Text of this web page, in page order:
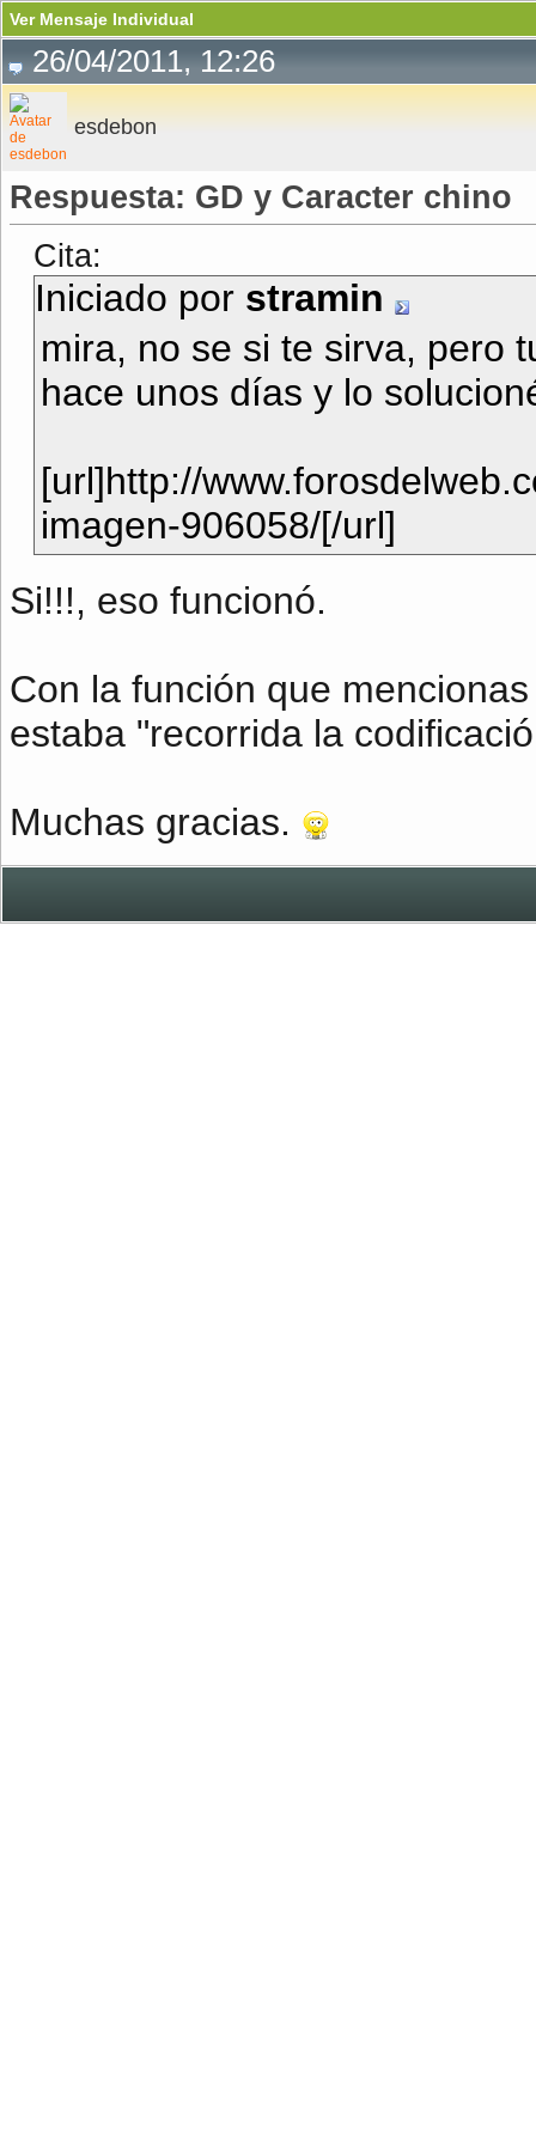
Ver Mensaje Individual
26/04/2011, 12:26
esdebon
Respuesta: GD y Caracter chino
Cita:
Iniciado por stramin
mira, no se si te sirva, pero
hace unos días y lo
[url]http://
imagen-906058/[/url]
Si!!!, eso funcionó.
Con la función que
estaba "recorrida la
Muchas gracias.